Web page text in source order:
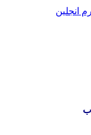
انجلین